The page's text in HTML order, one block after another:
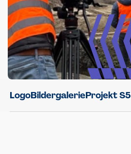
LogoBildergalerieProjekt S5